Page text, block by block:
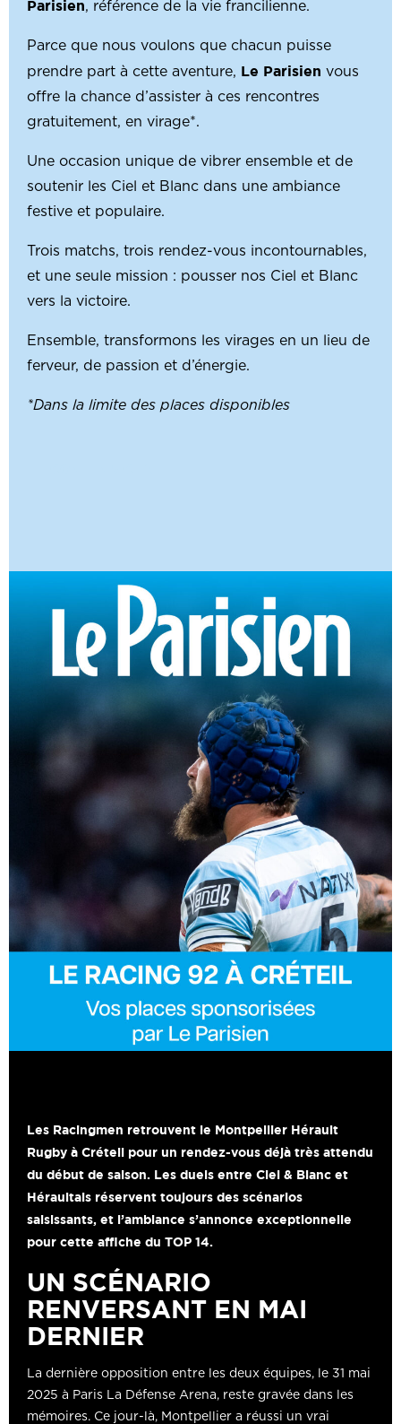
Parisien, référence de la vie francilienne.
Parce que nous voulons que chacun puisse
prendre part à cette aventure, Le Parisien vous
offre la chance d’assister à ces rencontres
gratuitement, en virage*.
Une occasion unique de vibrer ensemble et de
soutenir les Ciel et Blanc dans une ambiance
festive et populaire.
Trois matchs, trois rendez-vous incontournables,
et une seule mission : pousser nos Ciel et Blanc
vers la victoire.
Ensemble, transformons les virages en un lieu de
ferveur, de passion et d’énergie.
*Dans la limite des places disponibles
Les Racingmen retrouvent le Montpellier Hérault
Rugby à Créteil pour un rendez-vous déjà très attendu
du début de saison. Les duels entre Ciel & Blanc et
Héraultais réservent toujours des scénarios
saisissants, et l’ambiance s’annonce exceptionnelle
pour cette affiche du TOP 14.
UN SCÉNARIO
RENVERSANT EN MAI
DERNIER
La dernière opposition entre les deux équipes, le 31 mai
2025 à Paris La Défense Arena, reste gravée dans les
mémoires. Ce jour-là, Montpellier a réussi un vrai